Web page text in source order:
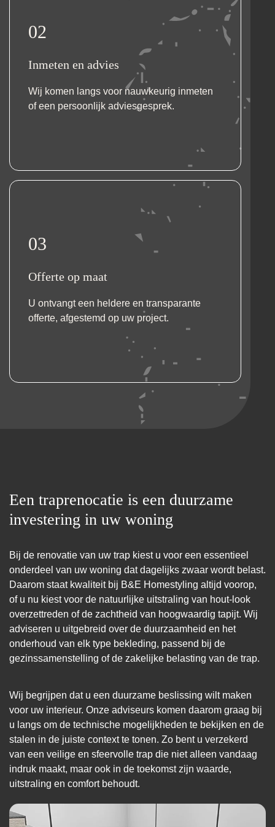
02
Inmeten en advies
Wij komen langs voor nauwkeurig inmeten
of een persoonlijk adviesgesprek.
03
Offerte op maat
U ontvangt een heldere en transparante
offerte, afgestemd op uw project.
Een traprenocatie is een duurzame
investering in uw woning
Bij de renovatie van uw trap kiest u voor een essentieel
onderdeel van uw woning dat dagelijks zwaar wordt belast.
Daarom staat kwaliteit bij B&E Homestyling altijd voorop,
of u nu kiest voor de natuurlijke uitstraling van hout-look
overzettreden of de zachtheid van hoogwaardig tapijt. Wij
adviseren u uitgebreid over de duurzaamheid en het
onderhoud van elk type bekleding, passend bij de
gezinssamenstelling of de zakelijke belasting van de trap.
Wij begrijpen dat u een duurzame beslissing wilt maken
voor uw interieur. Onze adviseurs komen daarom graag bij
u langs om de technische mogelijkheden te bekijken en de
stalen in de juiste context te tonen. Zo bent u verzekerd
van een veilige en sfeervolle trap die niet alleen vandaag
indruk maakt, maar ook in de toekomst zijn waarde,
uitstraling en comfort behoudt.